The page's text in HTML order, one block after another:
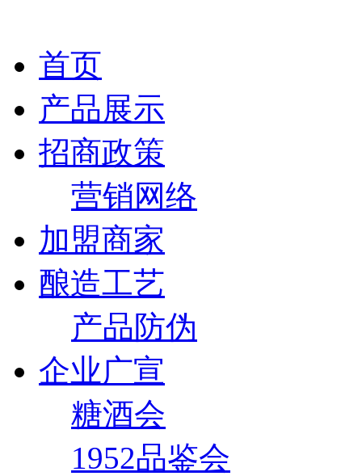
首页
产品展示
招商政策
营销网络
加盟商家
酿造工艺
产品防伪
企业广宣
糖酒会
1952品鉴会